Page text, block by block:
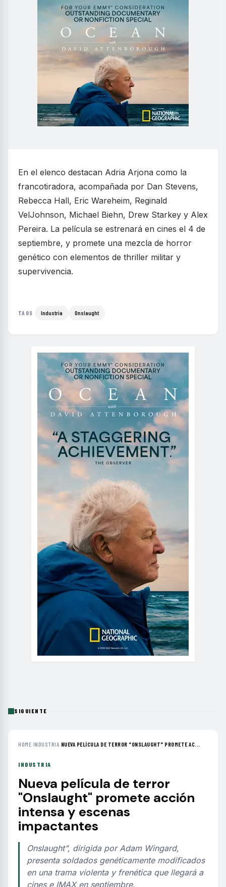
En el elenco destacan Adria Arjona como la
francotiradora, acompañada por Dan Stevens,
Rebecca Hall, Eric Wareheim, Reginald
VelJohnson, Michael Biehn, Drew Starkey y Alex
Pereira. La película se estrenará en cines el 4 de
septiembre, y promete una mezcla de horror
genético con elementos de thriller militar y
supervivencia.
TAGS Industria Onslaught
SIGUIENTE
HOME›INDUSTRIA› NUEVA PELÍCULA DE TERROR "ONSLAUGHT" PROMETE AC...
INDUSTRIA
Nueva película de terror
"Onslaught" promete acción
intensa y escenas
impactantes
Onslaught", dirigida por Adam Wingard,
presenta soldados genéticamente modificados
en una trama violenta y frenética que llegará a
cines e IMAX en septiembre.